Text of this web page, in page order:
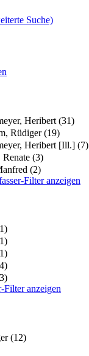
Suche)
Heribert (31)
Rüdiger (19)
Heribert [Ill.] (7)
Renate (3)
(2)
Filter anzeigen
Filter anzeigen
(12)